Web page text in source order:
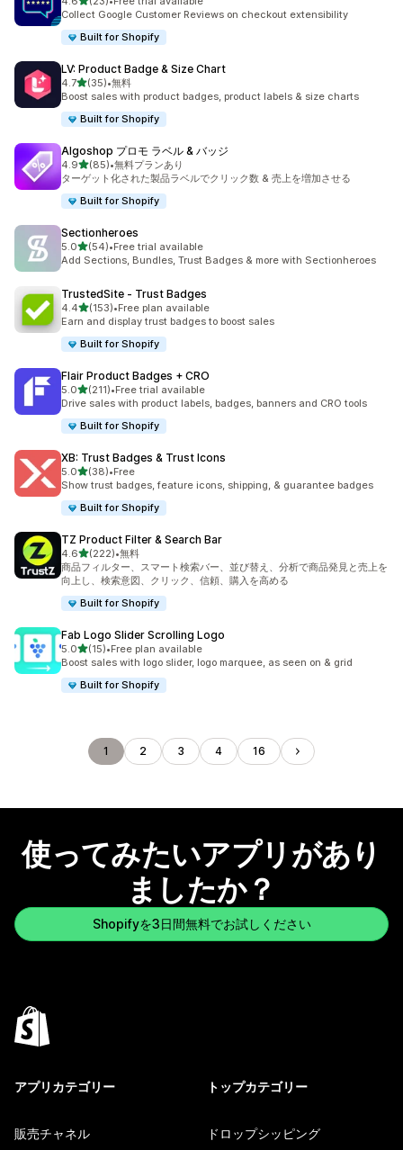
合計レビュー数：23件
Collect Google Customer Reviews on checkout extensibility
Built for Shopify
LV: Product Badge & Size Chart
4.75つ星中
(35)
合計レビュー数：35件
•無料
Boost sales with product badges, product labels & size charts
Built for Shopify
Algoshop プロモ ラベル & バッジ
4.95つ星中
(85)
合計レビュー数：85件
•無料プランあり
ターゲット化された製品ラベルでクリック数 & 売上を増加させる
Built for Shopify
Sectionheroes
5.05つ星中
(54)
合計レビュー数：54件
•Free trial available
Add Sections, Bundles, Trust Badges & more with Sectionheroes
TrustedSite ‑ Trust Badges
4.45つ星中
(153)
合計レビュー数：153件
•Free plan available
Earn and display trust badges to boost sales
Built for Shopify
Flair Product Badges + CRO
5.05つ星中
(211)
合計レビュー数：211件
•Free trial available
Drive sales with product labels, badges, banners and CRO tools
Built for Shopify
XB: Trust Badges & Trust Icons
5.05つ星中
(38)
合計レビュー数：38件
•Free
Show trust badges, feature icons, shipping, & guarantee badges
Built for Shopify
TZ Product Filter & Search Bar
4.65つ星中
(222)
合計レビュー数：222件
•無料
商品フィルター、スマート検索バー、並び替え、分析で商品発見と売上を
向上し、検索意図、クリック、信頼、購入を高める
Built for Shopify
Fab Logo Slider Scrolling Logo
5.05つ星中
(15)
合計レビュー数：15件
•Free plan available
Boost sales with logo slider, logo marquee, as seen on & grid
Built for Shopify
1 2 3 4 16
使ってみたいアプリがあり
ましたか？
Shopifyを3日間無料でお試しください
アプリカテゴリー
販売チャネル
トップカテゴリー
ドロップシッピング